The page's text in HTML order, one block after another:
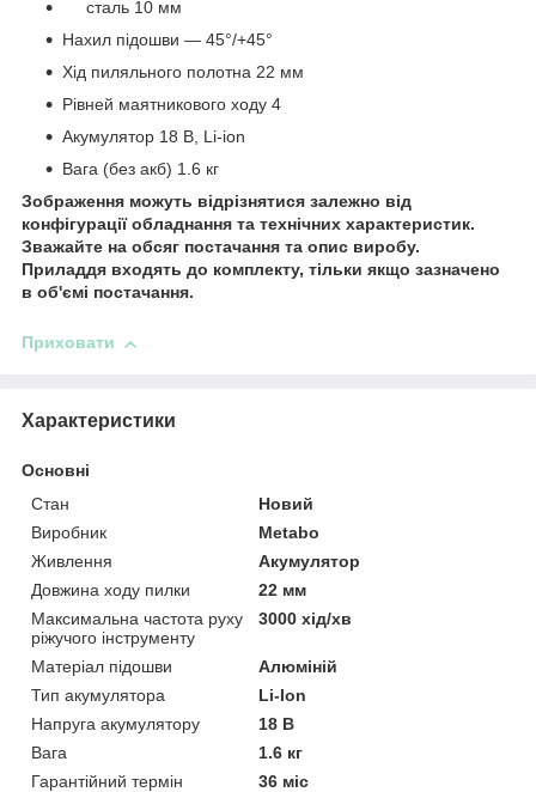
сталь 10 мм
Нахил підошви — 45°/+45°
Хід пиляльного полотна 22 мм
Рівней маятникового ходу 4
Акумулятор 18 В, Li-ion
Вага (без акб) 1.6 кг
Зображення можуть відрізнятися залежно від
конфігурації обладнання та технічних характеристик.
Зважайте на обсяг постачання та опис виробу.
Приладдя входять до комплекту, тільки якщо зазначено
в об'ємі постачання.
Приховати
Характеристики
Основні
Стан
Новий
Виробник
Metabo
Живлення
Акумулятор
Довжина ходу пилки
22 мм
Максимальна частота руху
ріжучого інструменту
3000 хід/хв
Матеріал підошви
Алюміній
Тип акумулятора
Li-Ion
Напруга акумулятору
18 В
Вага
1.6 кг
Гарантійний термін
36 міс